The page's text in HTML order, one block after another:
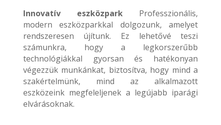
Innovatív eszközpark Professzionális,
modern eszközparkkal dolgozunk, amelyet
rendszeresen újítunk. Ez lehetővé teszi
számunkra, hogy a legkorszerűbb
technológiákkal gyorsan és hatékonyan
végezzük munkánkat, biztosítva, hogy mind a
szakértelmünk, mind az alkalmazott
eszközeink megfeleljenek a legújabb iparági
elvárásoknak.